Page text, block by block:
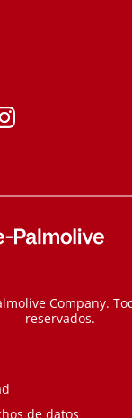
Company.
reservados.
de datos